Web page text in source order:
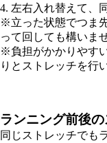
4. 左右入れ替えて、
※立った状態でつま
って回しても構いま
※負担がかかりやす
りとストレッチを行
ランニング前後
同じストレッチでも